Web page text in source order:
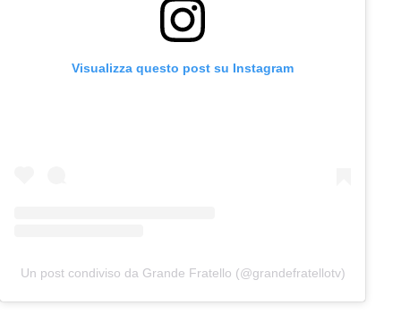
Visualizza questo post su Instagram
Un post condiviso da Grande Fratello (@grandefratellotv)